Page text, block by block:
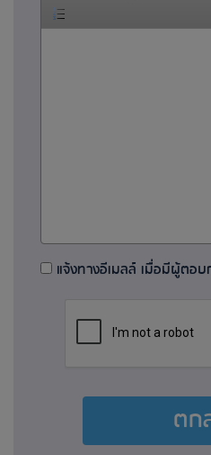
แจ้งทางอีเมลล์ เมื่อมีผู้ตอบ
ตก